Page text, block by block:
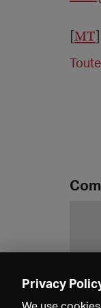
MT
Privacy